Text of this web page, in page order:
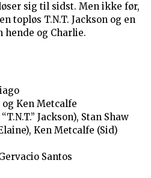
sig til sidst. Men ikke før,
topløs T.N.T. Jackson og en
hende og Charlie.
Ken Metcalfe
Jackson), Stan Shaw
Ken Metcalfe (Sid)
Santos